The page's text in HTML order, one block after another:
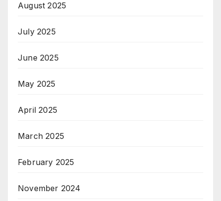
August 2025
July 2025
June 2025
May 2025
April 2025
March 2025
February 2025
November 2024